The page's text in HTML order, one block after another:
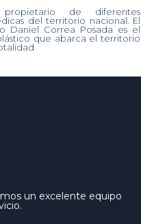
de diferentes
del territorio nacional. El
Daniel Correa Posada es el
que abarca el territorio
un excelente equipo